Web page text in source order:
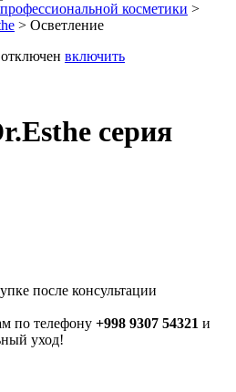
косметики >
> Осветление
отключен включить
серия
после консультации
по телефону +998 9307 54321 и
уход!